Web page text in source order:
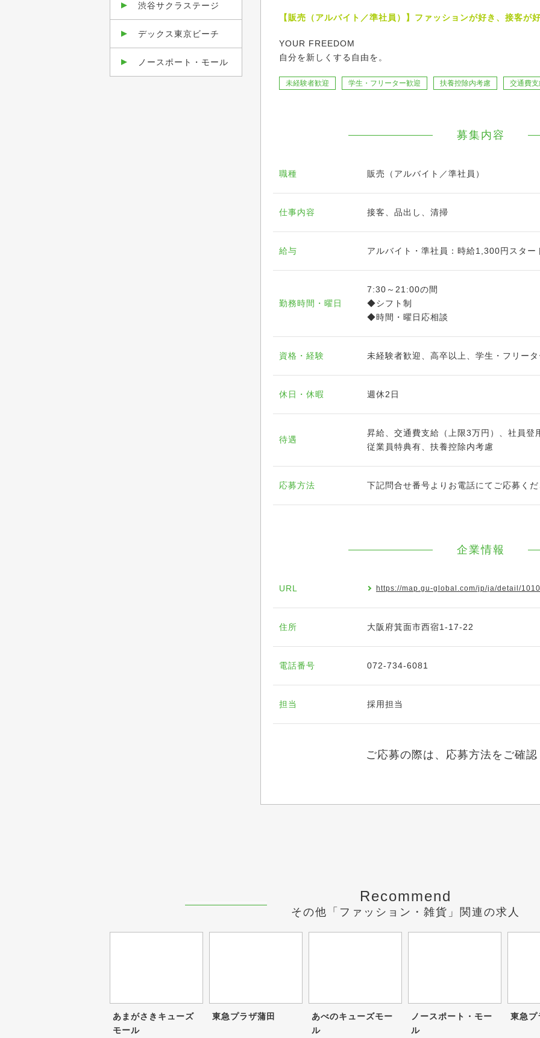
渋谷サクラステージ
デックス東京ビーチ
ノースポート・モール
【販売（アルバイト／準社員）】ファッションが好き、接客が
YOUR FREEDOM
自分を新しくする自由を。
未経験者歓迎 学生・フリーター歓迎 扶養控除内考慮 交通費
募集内容
職種 販売（アルバイト／準社員）
仕事内容 接客、品出し、清掃
給与 アルバイト・準社員：時給1,300円スター
勤務時間・曜日
7:30～21:00の間
◆シフト制
◆時間・曜日応相談
資格・経験 未経験者歓迎、高卒以上、学生・フリー
休日・休暇 週休2日
待遇
昇給、交通費支給（上限3万円）、社員登
従業員特典有、扶養控除内考慮
応募方法 下記問合せ番号よりお電話にてご応募く
企業情報
URL https://map.gu-global.com/jp/ja/detail/
住所 大阪府箕面市西宿1-17-22
電話番号 072-734-6081
担当 採用担当
ご応募の際は、応募方法をご確
Recommend
その他「ファッション・雑貨」関連の求人
あまがさきキューズ
モール
東急プラザ蒲田
あべのキューズモー
ル
ノースポート・モー
ル
東急プ